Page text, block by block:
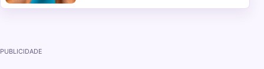
PUBLICIDADE